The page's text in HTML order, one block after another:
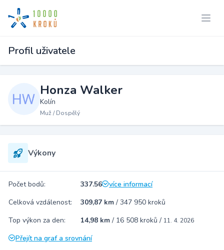
Profil uživatele
Honza Walker
Kolín
Muž / Dospělý
Výkony
Počet bodů: 337.56
více informací
Celková vzdálenost:
309,87 km / 347 950 kroků
Top výkon za den:
14,98 km / 16 508 kroků / 11. 4. 2026
Přejít na graf a srovnání